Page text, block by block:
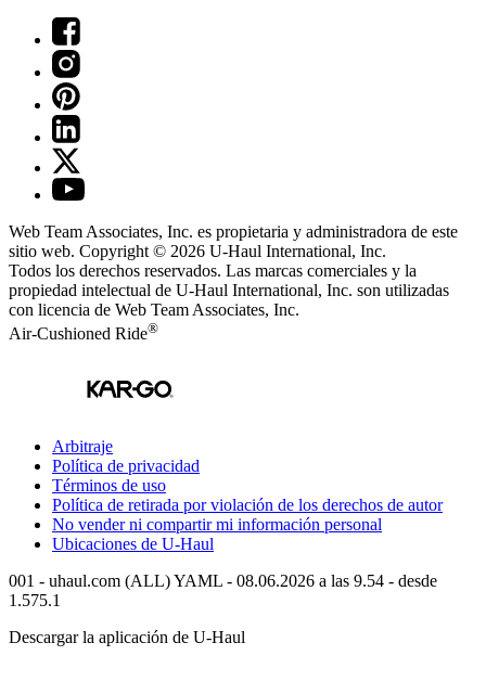
Web Team Associates, Inc. es propietaria y administradora de este
sitio web. Copyright © 2026 U-Haul International, Inc.
Todos los derechos reservados. Las marcas comerciales y la
propiedad intelectual de U-Haul International, Inc. son utilizadas
con licencia de Web Team Associates, Inc.
Air-Cushioned Ride®
Arbitraje
Política de privacidad
Términos de uso
Política de retirada por violación de los derechos de autor
No vender ni compartir mi información personal
Ubicaciones de U-Haul
001 - uhaul.com (ALL) YAML - 08.06.2026 a las 9.54 - desde
1.575.1
Descargar la aplicación de U-Haul